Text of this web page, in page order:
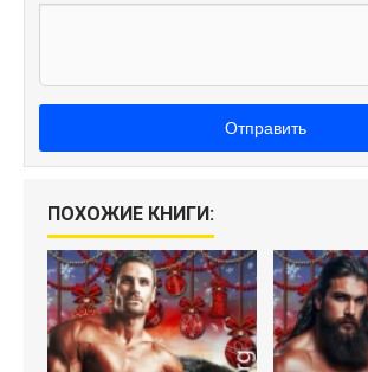
Отправить
ПОХОЖИЕ КНИГИ: